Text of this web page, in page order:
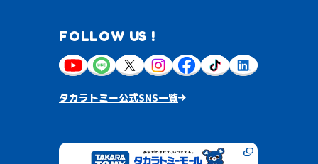
FOLLOW US !
タカラトミー公式SNS一覧